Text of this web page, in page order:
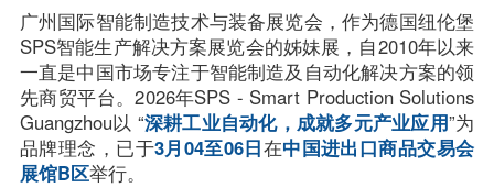
广州国际智能制造技术与装备展览会，作为德国纽伦堡
SPS智能生产解决方案展览会的姊妹展，自2010年以来
一直是中国市场专注于智能制造及自动化解决方案的领
先商贸平台。2026年SPS - Smart Production Solutions
Guangzhou以 “深耕工业自动化，成就多元产业应用”为
品牌理念，已于3月04至06日在中国进出口商品交易会
展馆B区举行。